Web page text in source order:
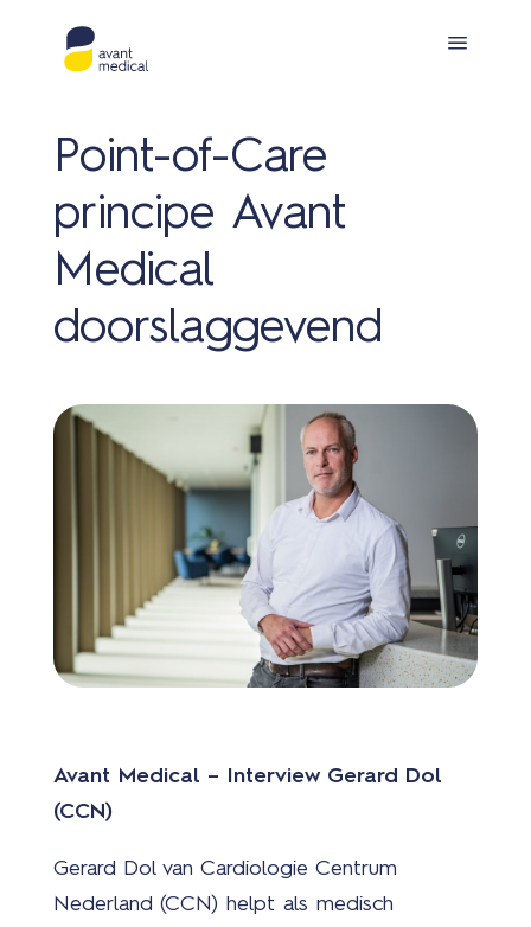
19
Point-of-Care
principe Avant
Medical
doorslaggevend
Avant Medical – Interview Gerard Dol
(CCN)
Gerard Dol van Cardiologie Centrum
Nederland (CCN) helpt als medisch